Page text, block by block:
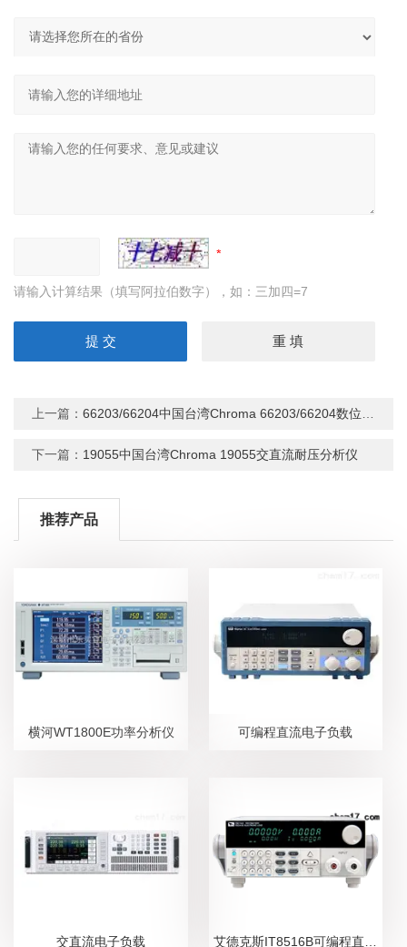
请输入计算结果（填写阿拉伯数字），如：三加四=7
上一篇：66203/66204中国台湾Chroma 66203/66204数位式功率表
下一篇： 19055中国台湾Chroma 19055交直流耐压分析仪
推荐产品
横河WT1800E功率分析仪 可编程直流电子负载
交直流电子负载